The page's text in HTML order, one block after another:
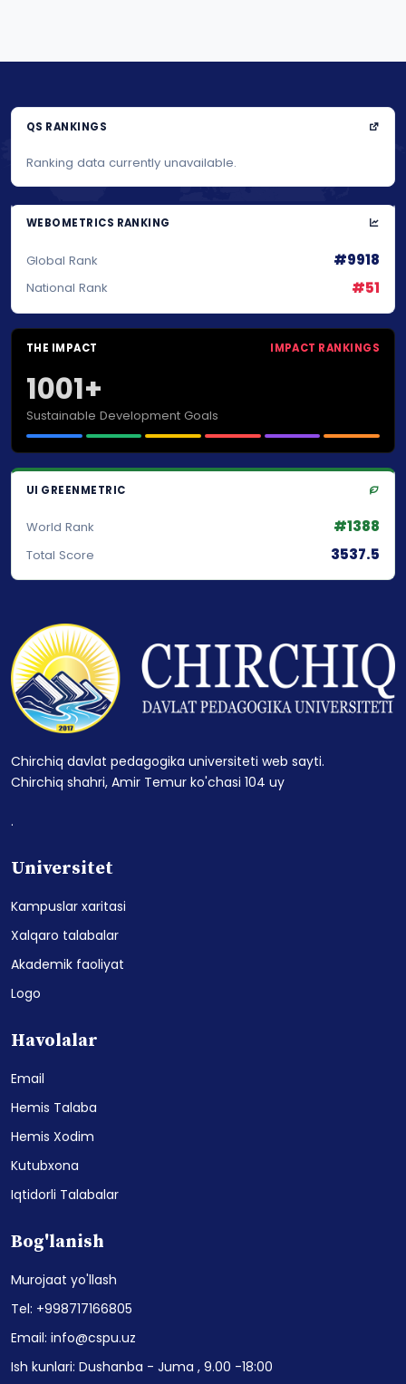
QS RANKINGS
Ranking data currently unavailable.
WEBOMETRICS RANKING
Global Rank #9918
National Rank #51
THE IMPACT IMPACT RANKINGS
1001+
Sustainable Development Goals
UI GREENMETRIC
World Rank #1388
Total Score 3537.5
Chirchiq davlat pedagogika universiteti web sayti.
Chirchiq shahri, Amir Temur ko'chasi 104 uy
.
Universitet
Kampuslar xaritasi
Xalqaro talabalar
Akademik faoliyat
Logo
Havolalar
Email
Hemis Talaba
Hemis Xodim
Kutubxona
Iqtidorli Talabalar
Bog'lanish
Murojaat yo'llash
Tel: +998717166805
Email: info@cspu.uz
Ish kunlari: Dushanba - Juma , 9.00 -18:00